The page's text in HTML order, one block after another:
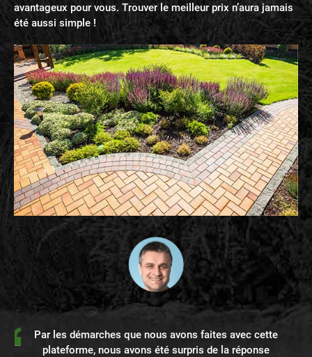
avantageux pour vous. Trouver le meilleur prix n’aura jamais
été aussi simple !
Par les démarches que nous avons faites avec cette
plateforme, nous avons été surpris de la réponse